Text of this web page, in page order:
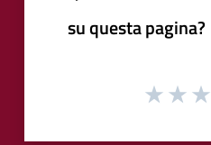
su questa pagina?